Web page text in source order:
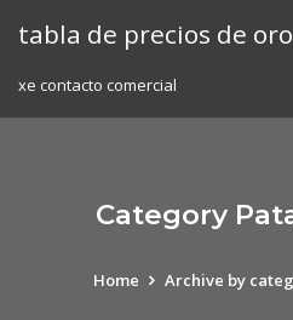
tabla de precios de
xe contacto comercial
Category
Home Archive by